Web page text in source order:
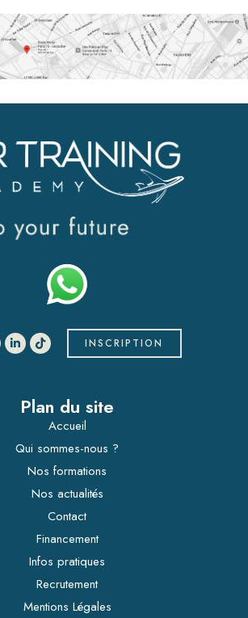
INSCRIPTION
Plan du site
Accueil
Qui sommes-nous ?
Nos formations
Nos actualités
Contact
Financement
Infos pratiques
Recrutement
Mentions Légales